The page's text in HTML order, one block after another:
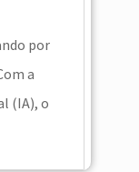
por
a
(IA), o